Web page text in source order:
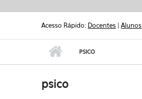
Acesso Rápido: Docentes |Alunos
PSICO
psico